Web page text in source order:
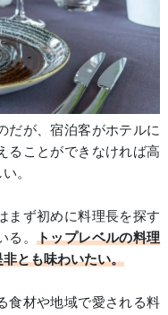
だが、宿泊客がホテルに
ることができなければ高
。
まず初めに料理長を探す
る。トップレベルの料理
とも味わいたい。
食材や地域で愛される料